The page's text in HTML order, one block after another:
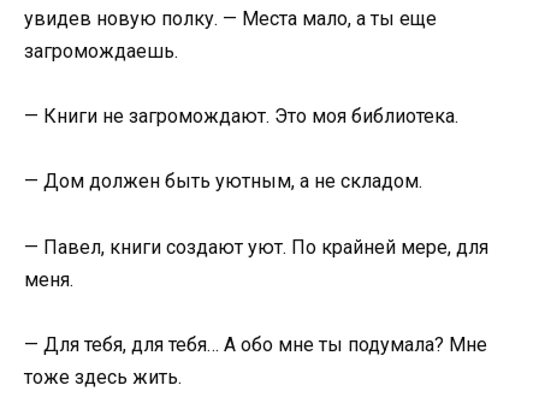
увидев новую полку. — Места мало, а ты еще
загромождаешь.
— Книги не загромождают. Это моя библиотека.
— Дом должен быть уютным, а не складом.
— Павел, книги создают уют. По крайней мере, для
меня.
— Для тебя, для тебя… А обо мне ты подумала? Мне
тоже здесь жить.